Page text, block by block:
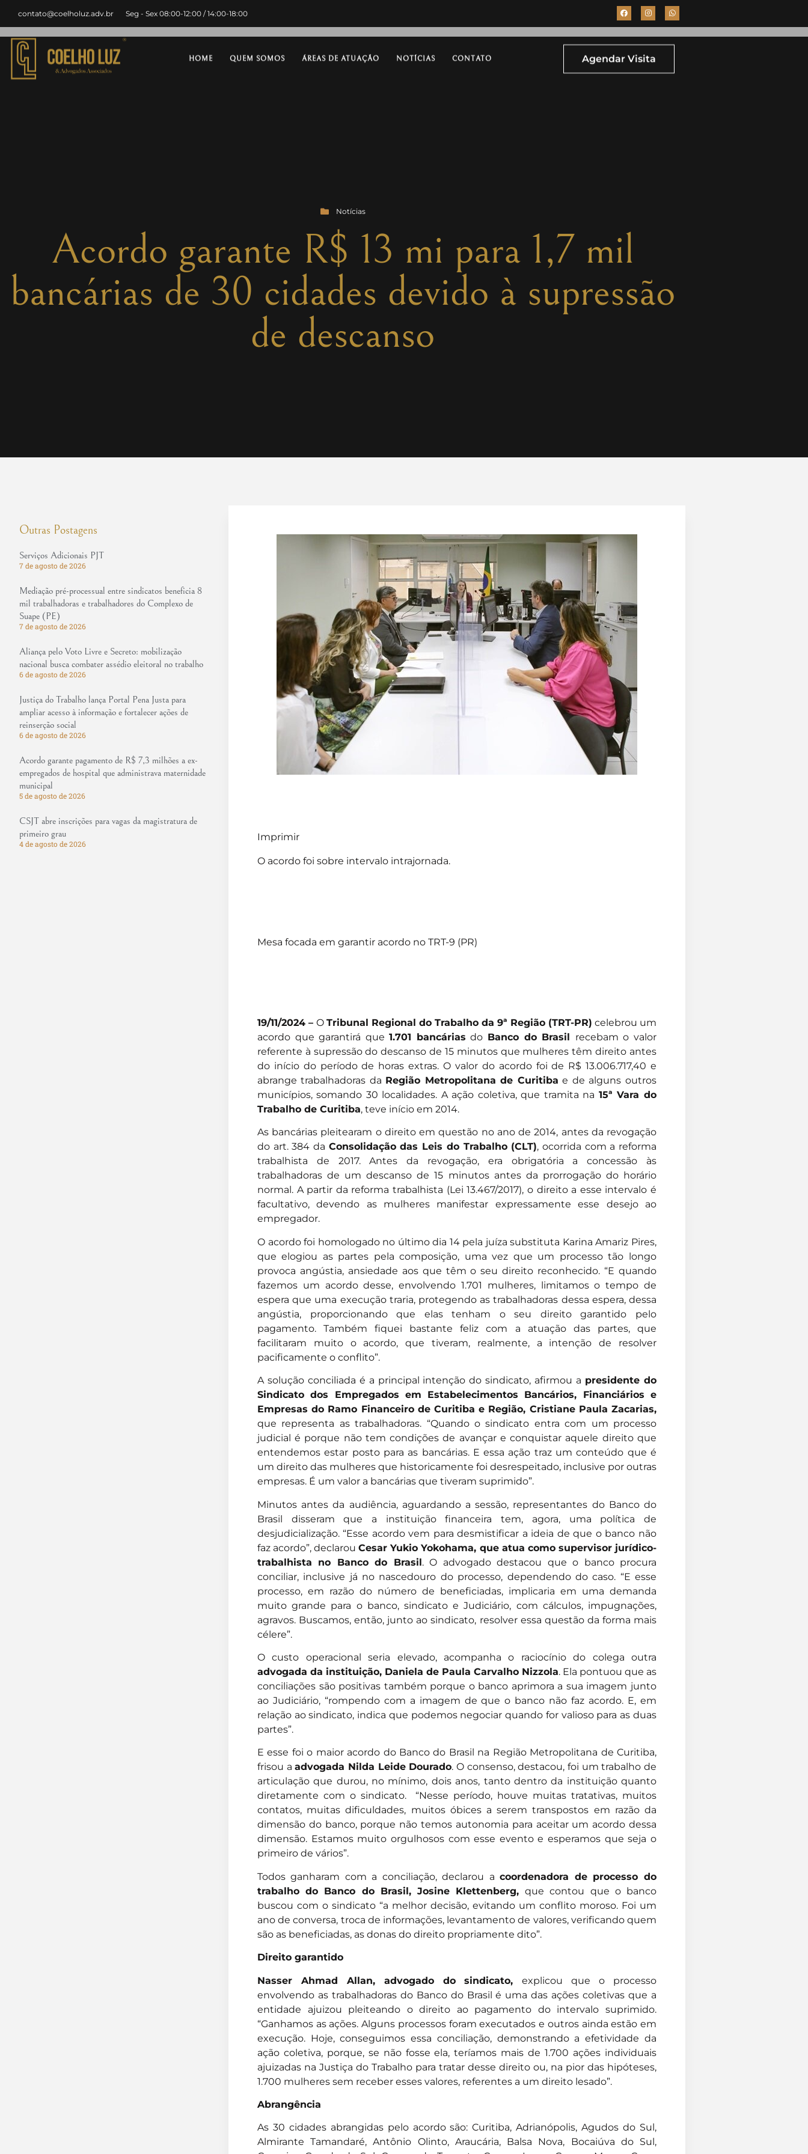
contato@coelholuz.adv.br Seg - Sex 08:00-12:00 / 14:00-18:00
HOME QUEM SOMOS ÁREAS DE ATUAÇÃO NOTÍCIAS CONTATO Agendar Visita
Notícias
Acordo garante R$ 13 mi para 1,7 mil
bancárias de 30 cidades devido à supressão
de descanso
Outras Postagens
Serviços Adicionais PJT
7 de agosto de 2026
Mediação pré-processual entre sindicatos beneficia 8
mil trabalhadoras e trabalhadores do Complexo de
Suape (PE)
7 de agosto de 2026
Aliança pelo Voto Livre e Secreto: mobilização
nacional busca combater assédio eleitoral no trabalho
6 de agosto de 2026
Justiça do Trabalho lança Portal Pena Justa para
ampliar acesso à informação e fortalecer ações de
reinserção social
6 de agosto de 2026
Acordo garante pagamento de R$ 7,3 milhões a ex-
empregados de hospital que administrava maternidade
municipal
5 de agosto de 2026
CSJT abre inscrições para vagas da magistratura de
primeiro grau
4 de agosto de 2026
Imprimir
O acordo foi sobre intervalo intrajornada.
Mesa focada em garantir acordo no TRT-9 (PR)
19/11/2024 – O Tribunal Regional do Trabalho da 9ª Região (TRT-PR) celebrou um
acordo que garantirá que1.701 bancárias do Banco do Brasil recebam o valor
referente à supressão do descanso de 15 minutos que mulheres têm direito antes
do início do período de horas extras. O valor do acordo foi de R$ 13.006.717,40 e
abrange trabalhadoras da Região Metropolitana de Curitiba e de alguns outros
municípios, somando 30 localidades. A ação coletiva, que tramita na 15ª Vara do
Trabalho de Curitiba, teve início em 2014.
As bancárias pleitearam o direito em questão no ano de 2014, antes da revogação
do art. 384 da Consolidação das Leis do Trabalho (CLT), ocorrida com a reforma
trabalhista de 2017. Antes da revogação, era obrigatória a concessão às
trabalhadoras de um descanso de 15 minutos antes da prorrogação do horário
normal. A partir da reforma trabalhista (Lei 13.467/2017), o direito a esse intervalo é
facultativo, devendo as mulheres manifestar expressamente esse desejo ao
empregador.
O acordo foi homologado no último dia 14 pela juíza substituta Karina Amariz Pires,
que elogiou as partes pela composição, uma vez que um processo tão longo
provoca angústia, ansiedade aos que têm o seu direito reconhecido. “E quando
fazemos um acordo desse, envolvendo 1.701 mulheres, limitamos o tempo de
espera que uma execução traria, protegendo as trabalhadoras dessa espera, dessa
angústia, proporcionando que elas tenham o seu direito garantido pelo
pagamento. Também fiquei bastante feliz com a atuação das partes, que
facilitaram muito o acordo, que tiveram, realmente, a intenção de resolver
pacificamente o conflito”.
A solução conciliada é a principal intenção do sindicato, afirmou a presidente do
Sindicato dos Empregados em Estabelecimentos Bancários, Financiários e
Empresas do Ramo Financeiro de Curitiba e Região, Cristiane Paula Zacarias,
que representa as trabalhadoras. “Quando o sindicato entra com um processo
judicial é porque não tem condições de avançar e conquistar aquele direito que
entendemos estar posto para as bancárias. E essa ação traz um conteúdo que é
um direito das mulheres que historicamente foi desrespeitado, inclusive por outras
empresas. É um valor a bancárias que tiveram suprimido”.
Minutos antes da audiência, aguardando a sessão, representantes do Banco do
Brasil disseram que a instituição financeira tem, agora, uma política de
desjudicialização. “Esse acordo vem para desmistificar a ideia de que o banco não
faz acordo”, declarouCesar Yukio Yokohama, que atua como supervisor jurídico-
trabalhista no Banco do Brasil. O advogado destacou que o banco procura
conciliar, inclusive já no nascedouro do processo, dependendo do caso. “E esse
processo, em razão do número de beneficiadas, implicaria em uma demanda
muito grande para o banco, sindicato e Judiciário, com cálculos, impugnações,
agravos. Buscamos, então, junto ao sindicato, resolver essa questão da forma mais
célere”.
O custo operacional seria elevado, acompanha o raciocínio do colega outra
advogada da instituição, Daniela de Paula Carvalho Nizzola. Ela pontuou que as
conciliações são positivas também porque o banco aprimora a sua imagem junto
ao Judiciário, “rompendo com a imagem de que o banco não faz acordo. E, em
relação ao sindicato, indica que podemos negociar quando for valioso para as duas
partes”.
E esse foi o maior acordo do Banco do Brasil na Região Metropolitana de Curitiba,
frisou aadvogada Nilda Leide Dourado. O consenso, destacou, foi um trabalho de
articulação que durou, no mínimo, dois anos, tanto dentro da instituição quanto
diretamente com o sindicato. “Nesse período, houve muitas tratativas, muitos
contatos, muitas dificuldades, muitos óbices a serem transpostos em razão da
dimensão do banco, porque não temos autonomia para aceitar um acordo dessa
dimensão. Estamos muito orgulhosos com esse evento e esperamos que seja o
primeiro de vários”.
Todos ganharam com a conciliação, declarou acoordenadora de processo do
trabalho do Banco do Brasil, Josine Klettenberg,que contou que o banco
buscou com o sindicato “a melhor decisão, evitando um conflito moroso. Foi um
ano de conversa, troca de informações, levantamento de valores, verificando quem
são as beneficiadas, as donas do direito propriamente dito”.
Direito garantido
Nasser Ahmad Allan, advogado do sindicato,explicou que o processo
envolvendo as trabalhadoras do Banco do Brasil é uma das ações coletivas que a
entidade ajuizou pleiteando o direito ao pagamento do intervalo suprimido.
“Ganhamos as ações. Alguns processos foram executados e outros ainda estão em
execução. Hoje, conseguimos essa conciliação, demonstrando a efetividade da
ação coletiva, porque, se não fosse ela, teríamos mais de 1.700 ações individuais
ajuizadas na Justiça do Trabalho para tratar desse direito ou, na pior das hipóteses,
1.700 mulheres sem receber esses valores, referentes a um direito lesado”.
Abrangência
As 30 cidades abrangidas pelo acordo são: Curitiba, Adrianópolis, Agudos do Sul,
Almirante Tamandaré, Antônio Olinto, Araucária, Balsa Nova, Bocaiúva do Sul,